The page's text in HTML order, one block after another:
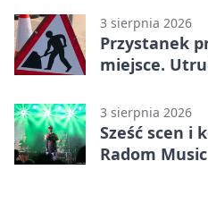
3 sierpnia 2026
Przystanek
miejsce.
3 sierpnia 2026
Sześć scen i
Radom